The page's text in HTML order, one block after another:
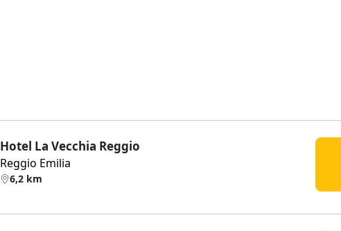
Hotel La Vecchia Reggio
Reggio Emilia
6,2 km